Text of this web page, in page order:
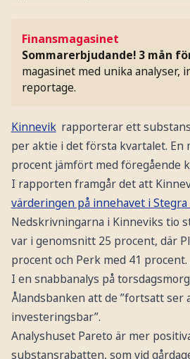
Finansmagasinet
Sommarerbjudande! 3 mån
magasinet med unika analyser,
reportage.
Kinnevik rapporterar ett
per aktie i det första kvartalet. En
procent jämfört med föregående
I rapporten framgår det att
värderingen på innehavet i
Nedskrivningarna i Kinneviks tio
var i genomsnitt 25 procent, där
procent och Perk med 41 procent.
I en snabbanalys på
Ålandsbanken att de ”fortsatt ser
investeringsbar”.
Analyshuset Pareto är mer
substansrabatten, som vid